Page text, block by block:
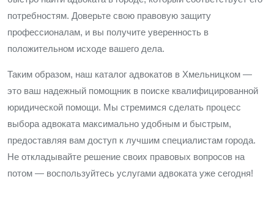
потребностям. Доверьте свою правовую защиту
профессионалам, и вы получите уверенность в
положительном исходе вашего дела.
Таким образом, наш каталог адвокатов в Хмельницком —
это ваш надежный помощник в поиске квалифицированной
юридической помощи. Мы стремимся сделать процесс
выбора адвоката максимально удобным и быстрым,
предоставляя вам доступ к лучшим специалистам города.
Не откладывайте решение своих правовых вопросов на
потом — воспользуйтесь услугами адвоката уже сегодня!